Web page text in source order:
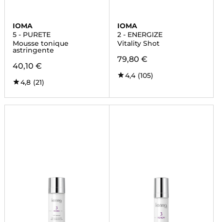
IOMA
5 - PURETE
Mousse tonique
astringente
40,10 €
4,8 (21)
IOMA
2 - ENERGIZE
Vitality Shot
79,80 €
4,4 (105)